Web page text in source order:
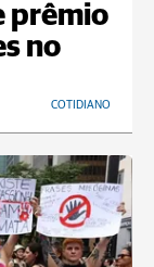
prêmio
no
COTIDIANO